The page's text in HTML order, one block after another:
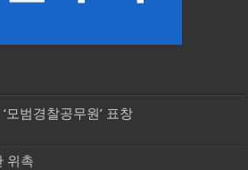
모범경찰공무원’ 표창
위촉